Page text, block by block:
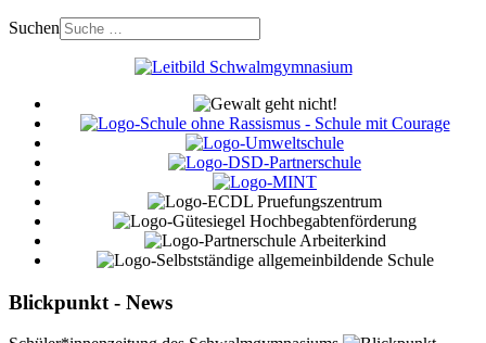
Suchen
Blickpunkt - News